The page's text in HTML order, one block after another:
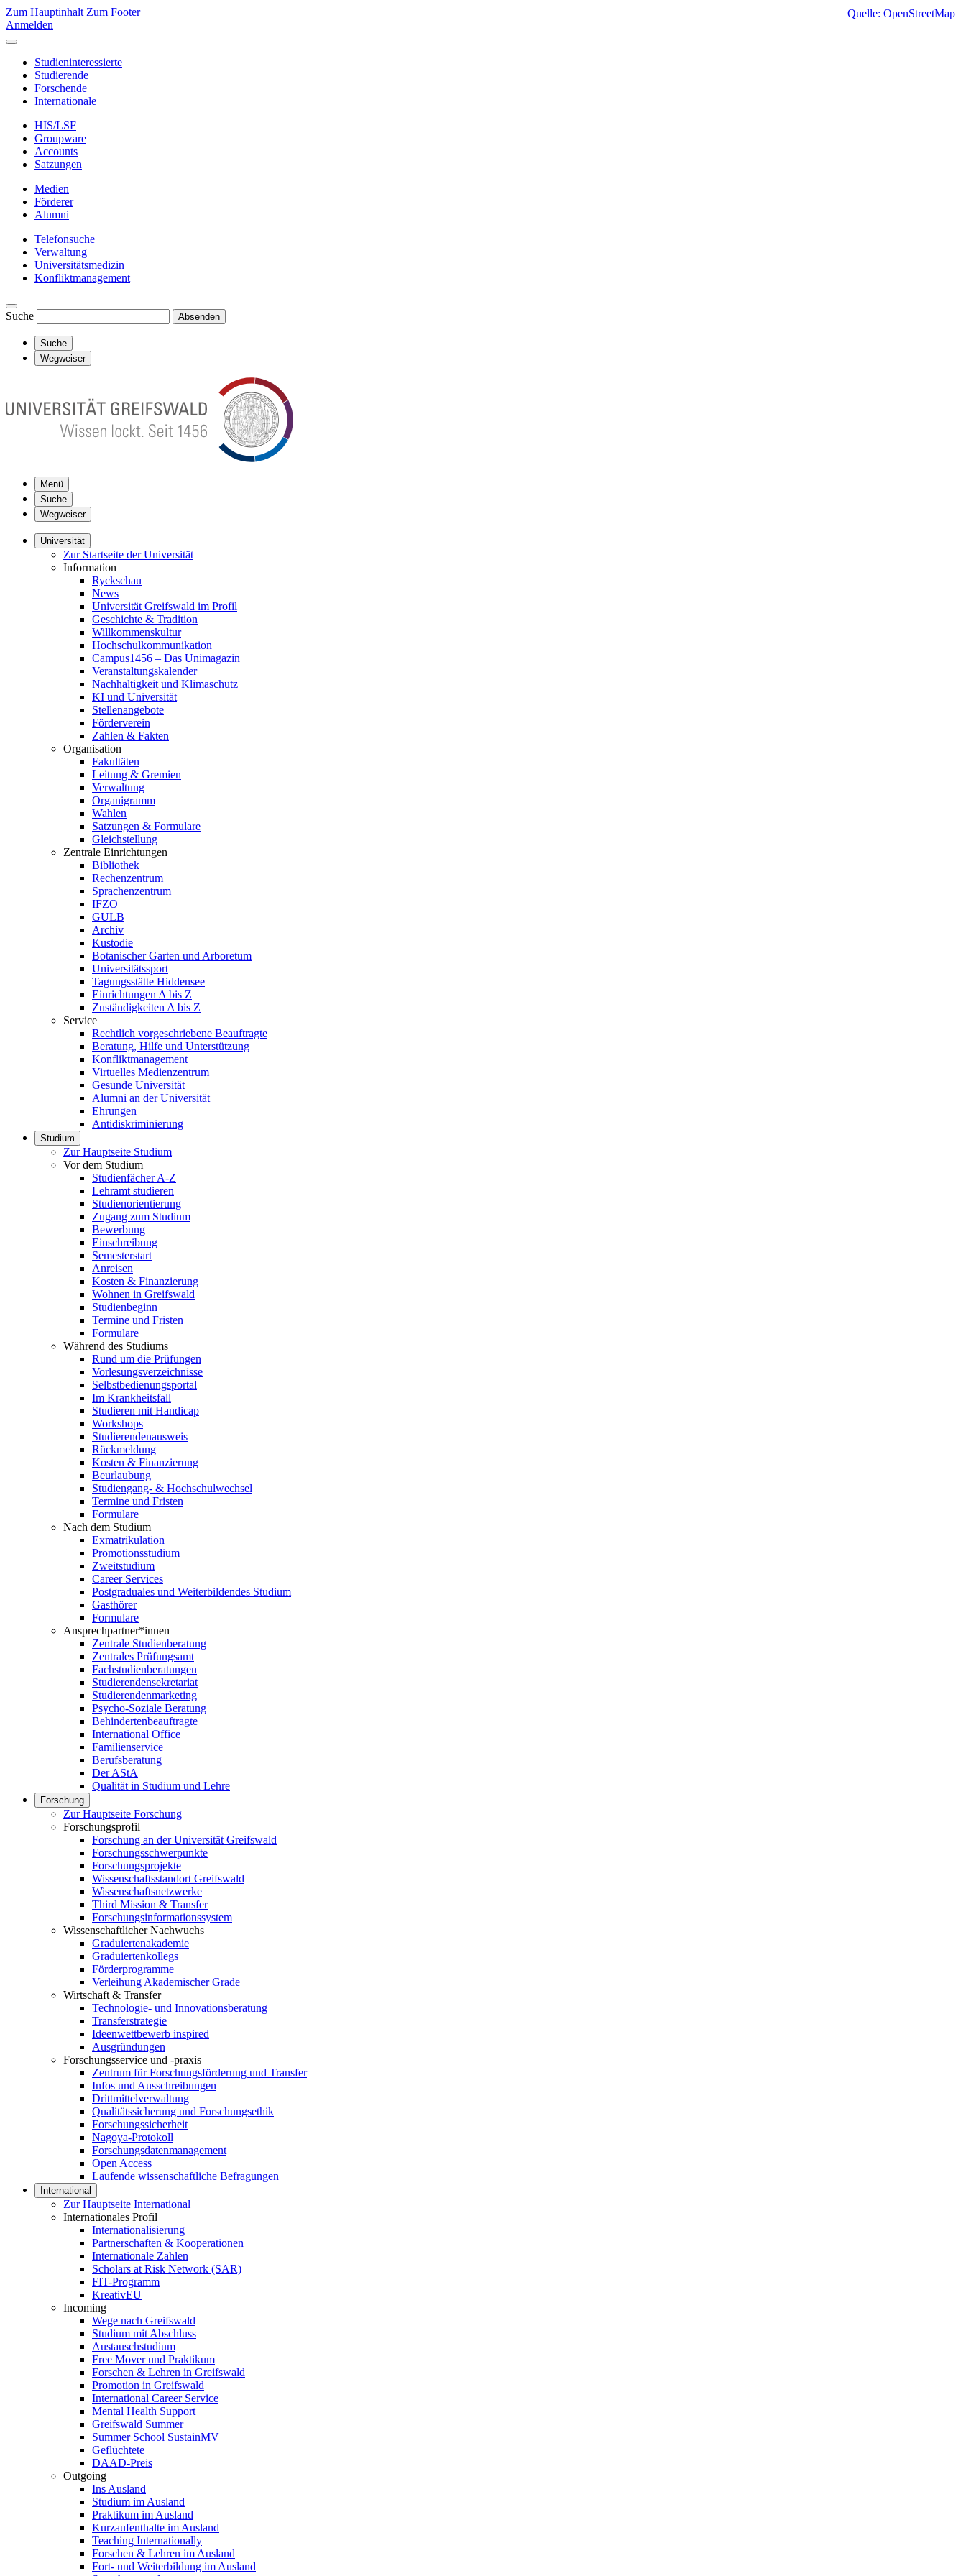
Zum Hauptinhalt Zum Footer
Anmelden
Studieninteressierte
Studierende
Forschende
Internationale
HIS/LSF
Groupware
Accounts
Satzungen
Medien
Förderer
Alumni
Telefonsuche
Verwaltung
Universitätsmedizin
Konfliktmanagement
Suche Absenden
Suche
Wegweiser
Menü
Suche
Wegweiser
Universität
Zur Startseite der Universität
Information
Ryckschau
News
Universität Greifswald im Profil
Geschichte & Tradition
Willkommenskultur
Hochschulkommunikation
Campus1456 – Das Unimagazin
Veranstaltungskalender
Nachhaltigkeit und Klimaschutz
KI und Universität
Stellenangebote
Förderverein
Zahlen & Fakten
Organisation
Fakultäten
Leitung & Gremien
Verwaltung
Organigramm
Wahlen
Satzungen & Formulare
Gleichstellung
Zentrale Einrichtungen
Bibliothek
Rechenzentrum
Sprachenzentrum
IFZO
GULB
Archiv
Kustodie
Botanischer Garten und Arboretum
Universitätssport
Tagungsstätte Hiddensee
Einrichtungen A bis Z
Zuständigkeiten A bis Z
Service
Rechtlich vorgeschriebene Beauftragte
Beratung, Hilfe und Unterstützung
Konfliktmanagement
Virtuelles Medienzentrum
Gesunde Universität
Alumni an der Universität
Ehrungen
Antidiskriminierung
Studium
Zur Hauptseite Studium
Vor dem Studium
Studienfächer A-Z
Lehramt studieren
Studienorientierung
Zugang zum Studium
Bewerbung
Einschreibung
Semesterstart
Anreisen
Kosten & Finanzierung
Wohnen in Greifswald
Studienbeginn
Termine und Fristen
Formulare
Während des Studiums
Rund um die Prüfungen
Vorlesungsverzeichnisse
Selbstbedienungsportal
Im Krankheitsfall
Studieren mit Handicap
Workshops
Studierendenausweis
Rückmeldung
Kosten & Finanzierung
Beurlaubung
Studiengang- & Hochschulwechsel
Termine und Fristen
Formulare
Nach dem Studium
Exmatrikulation
Promotionsstudium
Zweitstudium
Career Services
Postgraduales und Weiterbildendes Studium
Gasthörer
Formulare
Ansprechpartner*innen
Zentrale Studienberatung
Zentrales Prüfungsamt
Fachstudienberatungen
Studierendensekretariat
Studierendenmarketing
Psycho-Soziale Beratung
Behindertenbeauftragte
International Office
Familienservice
Berufsberatung
Der AStA
Qualität in Studium und Lehre
Forschung
Zur Hauptseite Forschung
Forschungsprofil
Forschung an der Universität Greifswald
Forschungsschwerpunkte
Forschungsprojekte
Wissenschaftsstandort Greifswald
Wissenschaftsnetzwerke
Third Mission & Transfer
Forschungsinformationssystem
Wissenschaftlicher Nachwuchs
Graduiertenakademie
Graduiertenkollegs
Förderprogramme
Verleihung Akademischer Grade
Wirtschaft & Transfer
Technologie- und Innovationsberatung
Transferstrategie
Ideenwettbewerb inspired
Ausgründungen
Forschungsservice und -praxis
Zentrum für Forschungsförderung und Transfer
Infos und Ausschreibungen
Drittmittelverwaltung
Qualitätssicherung und Forschungsethik
Forschungssicherheit
Nagoya-Protokoll
Forschungsdatenmanagement
Open Access
Laufende wissenschaftliche Befragungen
International
Zur Hauptseite International
Internationales Profil
Internationalisierung
Partnerschaften & Kooperationen
Internationale Zahlen
Scholars at Risk Network (SAR)
FIT-Programm
KreativEU
Incoming
Wege nach Greifswald
Studium mit Abschluss
Austauschstudium
Free Mover und Praktikum
Forschen & Lehren in Greifswald
Promotion in Greifswald
International Career Service
Mental Health Support
Greifswald Summer
Summer School SustainMV
Geflüchtete
DAAD-Preis
Outgoing
Ins Ausland
Studium im Ausland
Praktikum im Ausland
Kurzaufenthalte im Ausland
Teaching Internationally
Forschen & Lehren im Ausland
Fort- und Weiterbildung im Ausland
Quelle: OpenStreetMap